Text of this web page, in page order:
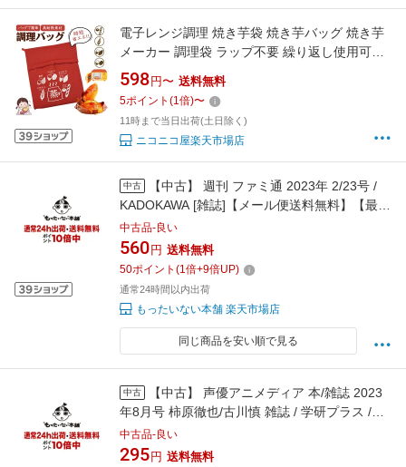
電子レンジ調理 焼き芋袋 焼き芋バッグ 焼き芋
メーカー 調理袋 ラップ不要 繰り返し使用可能
保温力抜群 とうもろこし・じゃがいも・枝豆な
ど 冷凍パン 蒸す 焼き芋器 袋 布製 焼芋 調理器
具 加熱 保温 時短 調理器具 キッチン用品 エコ
時短 簡単 焼き芋メーカー 電子レンジ
598 円〜 送料無料
5ポイント (1倍)〜
11時まで当日出荷(土日除く)
ニコニコ屋楽天市場店
中古
【中古】 週刊 ファミ通 2023年 2/23号 /
KADOKAWA [雑誌]【メール便送料無料】【最短
翌日配達対応】
中古品-良い
560 円 送料無料
50ポイント (1倍+9倍UP)
通常24時間以内出荷
もったいない本舗 楽天市場店
同じ商品を安い順で見る
中古
【中古】 声優アニメディア 本/雑誌 2023
年8月号 柿原徹也/古川慎 雑誌 / 学研プラス /
Gakken [雑誌]【メール便送料無料】【最短翌日
配達対応】
中古品-良い
295 円 送料無料